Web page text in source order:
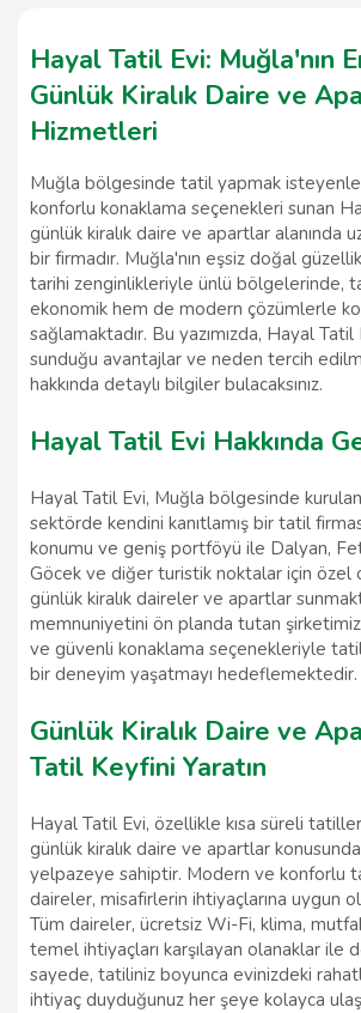
Hayal Tatil Evi: Muğla'nın
Günlük Kiralık Daire ve
Hizmetleri
Muğla bölgesinde tatil yapmak
konforlu konaklama seçenekleri sunan
günlük kiralık daire ve apartlar alanında
bir firmadır. Muğla'nın eşsiz doğal
tarihi zenginlikleriyle ünlü bölgelerinde,
ekonomik hem de modern çözümlerle
sağlamaktadır. Bu yazımızda, Hayal
sunduğu avantajlar ve neden tercih
hakkında detaylı bilgiler bulacaksınız.
Hayal Tatil Evi Hakkında
Hayal Tatil Evi, Muğla bölgesinde
sektörde kendini kanıtlamış bir tatil
konumu ve geniş portföyü ile Dalyan,
Göcek ve diğer turistik noktalar için özel
günlük kiralık daireler ve apartlar
memnuniyetini ön planda tutan
ve güvenli konaklama seçenekleriyle
bir deneyim yaşatmayı hedeflemektedir.
Günlük Kiralık Daire ve
Tatil Keyfini Yaratın
Hayal Tatil Evi, özellikle kısa süreli
günlük kiralık daire ve apartlar
yelpazeye sahiptir. Modern ve konforlu
daireler, misafirlerin ihtiyaçlarına uygun
Tüm daireler, ücretsiz Wi-Fi, klima,
temel ihtiyaçları karşılayan olanaklar ile
sayede, tatiliniz boyunca evinizdeki
ihtiyaç duyduğunuz her şeye kolayca